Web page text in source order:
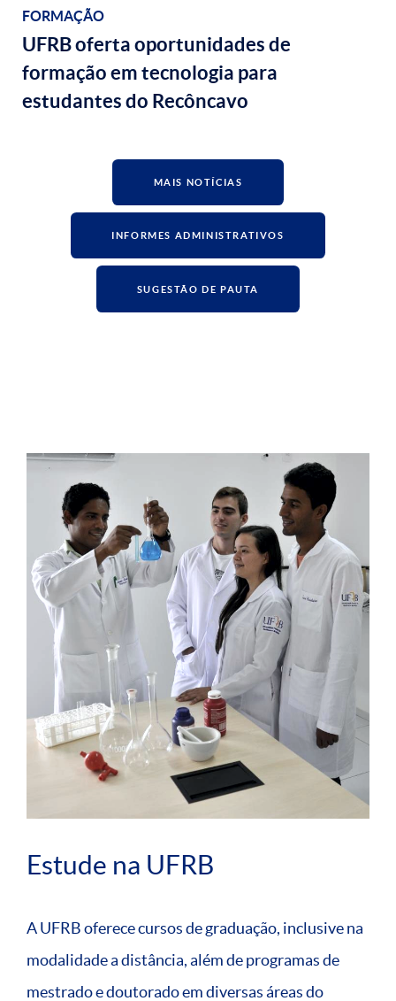
FORMAÇÃO
UFRB oferta oportunidades de
formação em tecnologia para
estudantes do Recôncavo
MAIS NOTÍCIAS
INFORMES ADMINISTRATIVOS
SUGESTÃO DE PAUTA
Estude na UFRB
A UFRB oferece cursos de graduação, inclusive na
modalidade a distância, além de programas de
mestrado e doutorado em diversas áreas do